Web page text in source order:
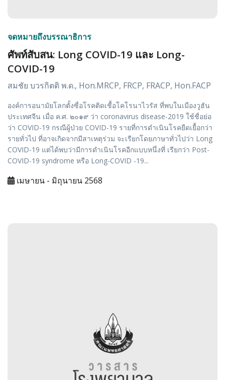
จดหมายถึงบรรณาธิการ
ศัพท์สับสน: Long COVID-19 และ Long-
COVID-19
สมชัย บวรกิตติ พ.ด., Hon.MRCP, FRCP, FRACP, Hon.FACP
องค์การอนามัยโลกตั้งซื่อโรคติดเชื้อโคโรนาไวรัส ที่พบในเมืองวูฮัน
ประเทศจีน เมื่อ ค.ศ. ๒๐๑๙ ว่า coronavirus disease-2019 ใช้ชื่อย่อ
ว่า COVID-19 กรณีผู้ป่วย COVID-19 รายที่การดำเนินโรคยืดเยื้อกว่า
รายทั่วไป ที่อาจเกิดจากมีสาเหตุร่วม จะเรียกโดยภาษาทั่วไปว่า Long
COVID-19 แต่ได้พบว่ามีการดำเนินโรคอีกแบบหนึ่งที่ เรียกว่า Post-
COVID-19 syndrome หรือ Long-COVID -19...
เมษายน - มิถุนายน 2568